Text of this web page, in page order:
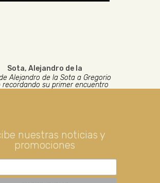
Sota, Alejandro de la
Alejandro de la Sota a Gregorio
recordando su primer encuentro
nuestras noticias y
promociones